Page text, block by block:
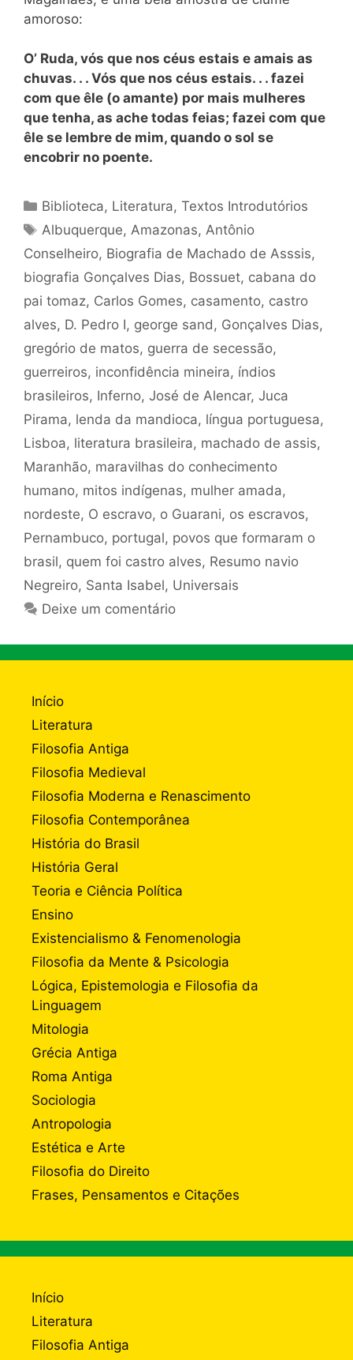
amoroso:
O’ Ruda, vós que nos céus estais e amais as
chuvas. . . Vós que nos céus estais. . . fazei
com que êle (o amante) por mais mulheres
que tenha, as ache todas feias; fazei com que
êle se lembre de mim, quando o sol se
encobrir no poente.
Categorias
Biblioteca, Literatura,Textos Introdutórios
Tags
Albuquerque,Amazonas,Antônio
Conselheiro, Biografia de Machado de Asssis,
biografia Gonçalves Dias, Bossuet, cabana do
pai tomaz, Carlos Gomes, casamento, castro
alves, D. Pedro I, george sand, Gonçalves Dias,
gregório de matos, guerra de secessão,
guerreiros, inconfidência mineira, índios
brasileiros, Inferno, José de Alencar, Juca
Pirama, lenda da mandioca, língua portuguesa,
Lisboa, literatura brasileira, machado de assis,
Maranhão, maravilhas do conhecimento
humano, mitos indígenas, mulher amada,
nordeste, O escravo, o Guarani, os escravos,
Pernambuco, portugal, povos que formaram o
brasil, quem foi castro alves, Resumo navio
Negreiro, Santa Isabel, Universais
Deixe um comentário
Início
Literatura
Filosofia Antiga
Filosofia Medieval
Filosofia Moderna e Renascimento
Filosofia Contemporânea
História do Brasil
História Geral
Teoria e Ciência Política
Ensino
Existencialismo & Fenomenologia
Filosofia da Mente & Psicologia
Lógica, Epistemologia e Filosofia da
Linguagem
Mitologia
Grécia Antiga
Roma Antiga
Sociologia
Antropologia
Estética e Arte
Filosofia do Direito
Frases, Pensamentos e Citações
Início
Literatura
Filosofia Antiga